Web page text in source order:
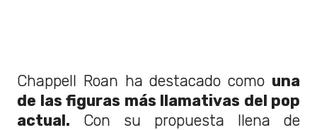
Chappell Roan ha destacado como una
de las figuras más llamativas del pop
actual. Con su propuesta llena de